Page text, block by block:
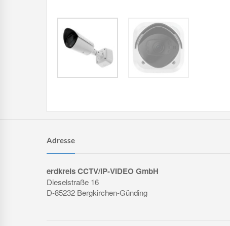
Adresse
erdkreis CCTV/IP-VIDEO GmbH
Dieselstraße 16
D-85232 Bergkirchen-Günding